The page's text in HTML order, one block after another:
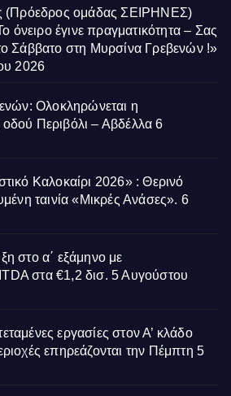
(Πρόεδρος ομάδας ΣΕΙΡΗΝΕΣ)
όνειρο έγινε πραγματικότητα – Σας
Σάββατο στη Μυρσίνα Γρεβενών !»
2026
Ολοκληρώνεται η
Περιβόλι – Αβδέλλα 6
Καλοκαίρι 2026» : Θερινό
ταινία «Μικρές Ανάσες». 6
στο α΄ εξάμηνο με
στα €1,2 δισ. 5 Αυγούστου
εργασίες στον Α’ κλάδο
επηρεάζονται την Πέμπτη 5